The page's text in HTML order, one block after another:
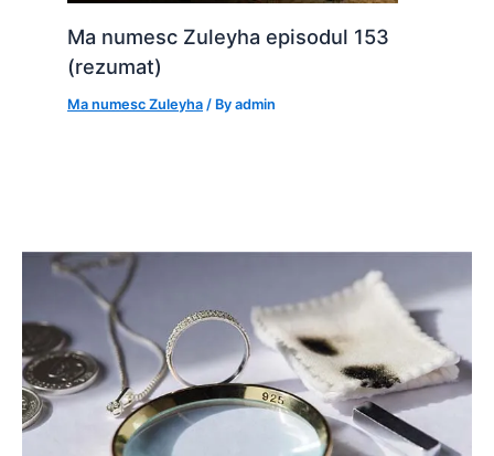
Ma numesc Zuleyha episodul 153
(rezumat)
Ma numesc Zuleyha / Byadmin